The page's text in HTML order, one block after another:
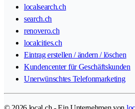
localsearch.ch
search.ch
renovero.ch
localcities.ch
Eintrag erstellen / ändern / löschen
Kundencenter für Geschäftskunden
Unerwünschtes Telefonmarketing